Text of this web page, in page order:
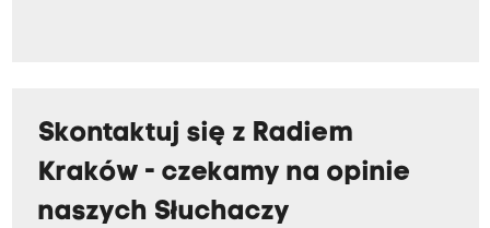
Skontaktuj się z Radiem
Kraków - czekamy na opinie
naszych Słuchaczy